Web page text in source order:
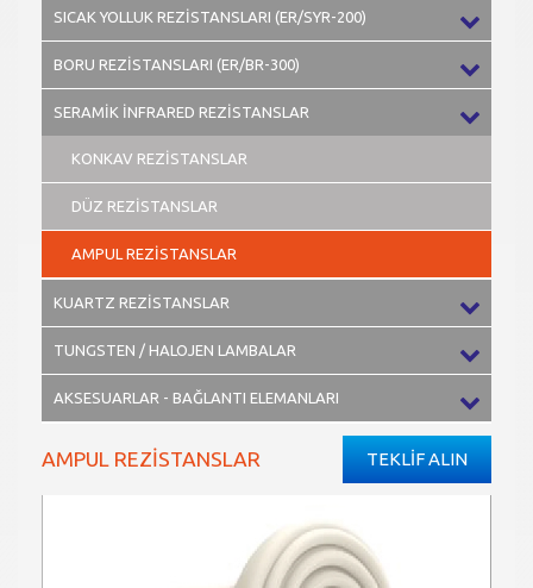
SICAK YOLLUK REZİSTANSLARI (ER/SYR-200)
BORU REZİSTANSLARI (ER/BR-300)
SERAMİK İNFRARED REZİSTANSLAR
KONKAV REZİSTANSLAR
DÜZ REZİSTANSLAR
AMPUL REZİSTANSLAR
KUARTZ REZİSTANSLAR
TUNGSTEN / HALOJEN LAMBALAR
AKSESUARLAR - BAĞLANTI ELEMANLARI
AMPUL REZİSTANSLAR TEKLİF ALIN